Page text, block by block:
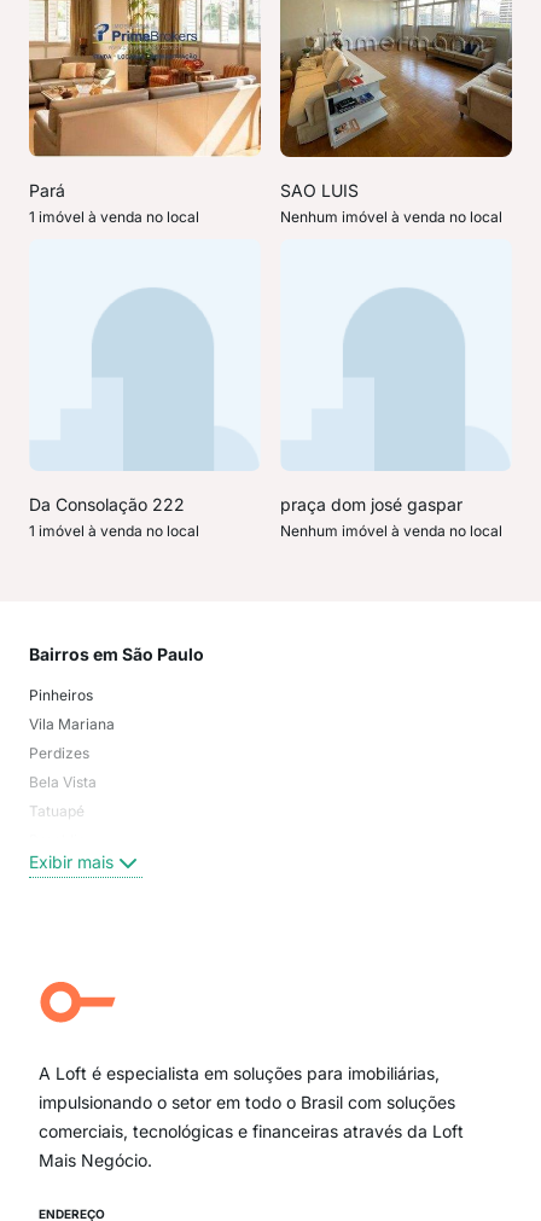
Pará
1 imóvel à venda no local
SAO LUIS
Nenhum imóvel à venda no local
Da Consolação 222
1 imóvel à venda no local
praça dom josé gaspar
Nenhum imóvel à venda no local
Bairros em São Paulo
Pinheiros
Vila Mariana
Perdizes
Bela Vista
Tatuapé
Centro
Campo Belo
Ipiranga
Paraíso
Itaim Bibi
Exibir mais
A Loft é especialista em soluções para imobiliárias,
impulsionando o setor em todo o Brasil com soluções
comerciais, tecnológicas e financeiras através da Loft
Mais Negócio.
ENDEREÇO